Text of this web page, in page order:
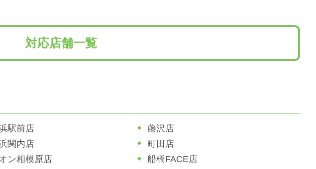
対応店舗一覧
駅前店
藤沢店
関内店
町田店
ン相模原店
船橋FACE店